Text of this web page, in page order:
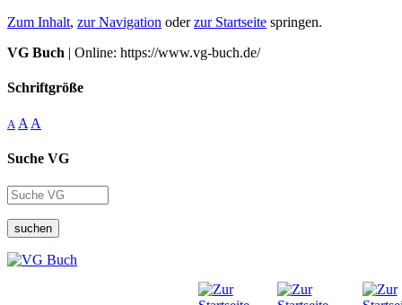
Zum Inhalt, zur Navigation oderzur Startseite springen.
VG Buch | Online: https://www.vg-buch.de/
Schriftgröße
A A A
Suche VG
suchen